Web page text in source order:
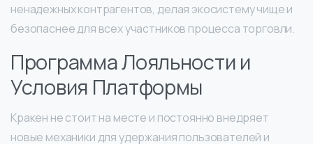
ненадежных контрагентов, делая экосистему чище и
безопаснее для всех участников процесса торговли.
Программа Лояльности и
Условия Платформы
Кракен не стоит на месте и постоянно внедряет
новые механики для удержания пользователей и